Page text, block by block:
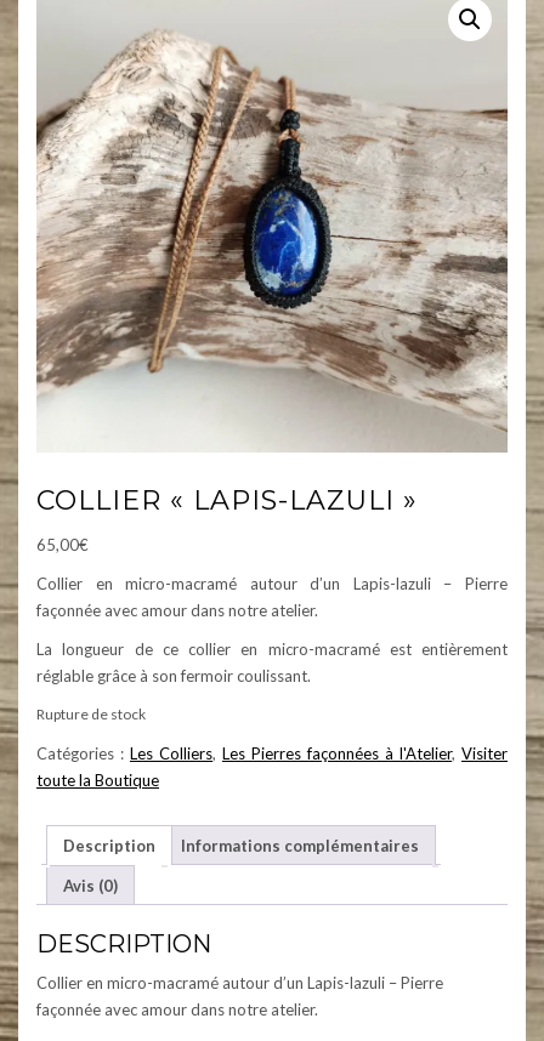
COLLIER « LAPIS-LAZULI »
65,00€
Collier en micro-macramé autour d’un Lapis-lazuli – Pierre
façonnée avec amour dans notre atelier.
La longueur de ce collier en micro-macramé est entièrement
réglable grâce à son fermoir coulissant.
Rupture de stock
Catégories : Les Colliers, Les Pierres façonnées à l'Atelier, Visiter
toute la Boutique
Description Informations complémentaires
Avis (0)
DESCRIPTION
Collier en micro-macramé autour d’un Lapis-lazuli – Pierre
façonnée avec amour dans notre atelier.